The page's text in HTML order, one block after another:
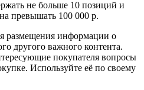
не больше 10 позиций и
превышать 100 000 р.
размещения информации о
другого важного контента.
покупателя вопросы
Используйте её по своему